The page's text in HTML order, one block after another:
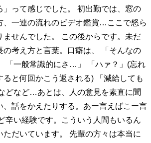
って感じでした。 初出勤では、窓の
、一連の流れのビデオ鑑賞…ここで怒ら
ませんでした。 この後からです。未だ
の考え方と言葉。口癖は、 「そんなの
「一般常識的にさ…」 「ハァ？」(忘れ
ると何回かこう返される) 「減給しても
どなど…あとは、人の意見を素直に聞
、話をかえたりする。あー言えばこー言
辛い経験です。こういう人間もいるん
ただいています。 先輩の方々は本当に